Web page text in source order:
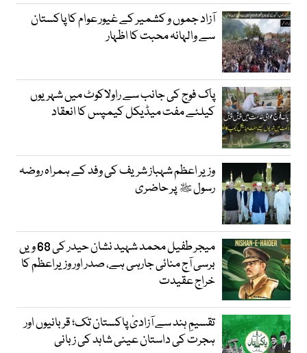
آزاد جموں و کشمیر کے غیور عوام کا پاکستان
سے والہانہ محبت کا اظہار
پاک فوج کی جانب سے راولاکوٹ میں شہریوں
کیلئے مفت میڈیکل کیمپس کا انعقاد
وزیر اعظم شہباز شریف کی وفد کے ہمراہ روضہ
رسول ﷺ پر حاضری
میجر طفیل محمد شہید نشان حیدر کی 68 ویں
برسی آج منائی جارہی ہے، صدر اور وزیراعظم کا
خراج عقیدت
تقسیمِ ہند سے آزادیٔ پاکستان تک؛ قربانیوں اور
ہجرت کی داستان عینی شاہد کی زبانی